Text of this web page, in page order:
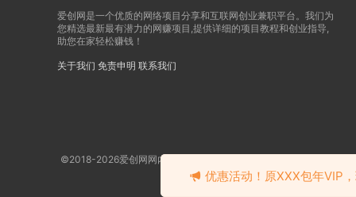
爱创网是一个优质的网络项目分享和互联网创业兼职平台。我们为
您精选最新最有潜力的网赚项目,提供详细的项目教程和创业指导,
助您在家轻松赚钱！
关于我们 免责申明 联系我们
©2018-2026爱创网网内容全部来自网络，版权争议与本站无关，如
优惠活动！原XXX包年VIP